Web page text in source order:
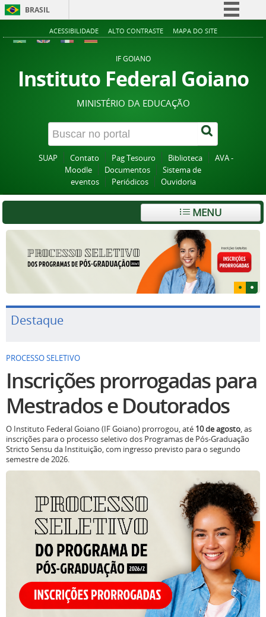
BRASIL
Simplifique!
Acesso à informação
Legislação
Canais
ACESSIBILIDADE ALTO CONTRASTE MAPA DO SITE
IF GOIANO
Instituto Federal Goiano
MINISTÉRIO DA EDUCAÇÃO
SUAP Contato Pag Tesouro Biblioteca
AVA -
Moodle
Documentos
Sistema de
eventos
Periódicos Ouvidoria
MENU
Destaque
PROCESSO SELETIVO
Inscrições prorrogadas para
Mestrados e Doutorados
O Instituto Federal Goiano (IF Goiano) prorrogou, até 10 de agosto, as
inscrições para o processo seletivo dos Programas de Pós-Graduação
Stricto Sensu da Instituição, com ingresso previsto para o segundo
semestre de 2026.